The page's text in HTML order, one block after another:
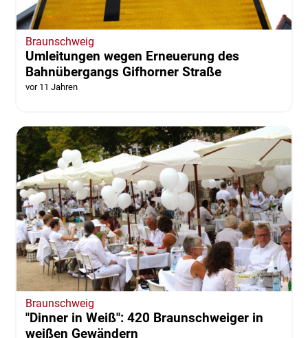
Braunschweig
Umleitungen wegen Erneuerung des
Bahnübergangs Gifhorner Straße
vor 11 Jahren
Braunschweig
"Dinner in Weiß": 420 Braunschweiger in
weißen Gewändern